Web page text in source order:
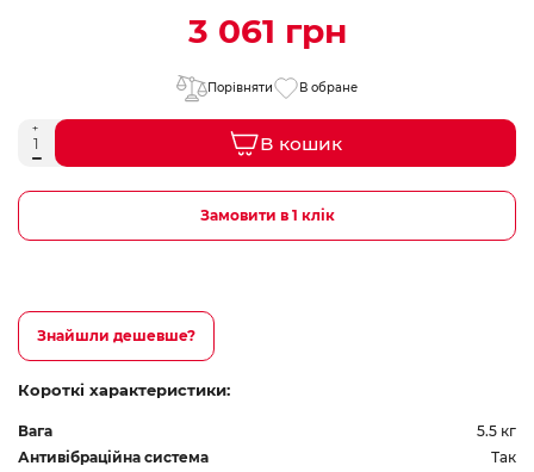
3 061 грн
Порівняти В обране
В кошик
Замовити в 1 клік
Знайшли дешевше?
Короткі характеристики:
Вага
5.5 кг
Антивібраційна система
Так